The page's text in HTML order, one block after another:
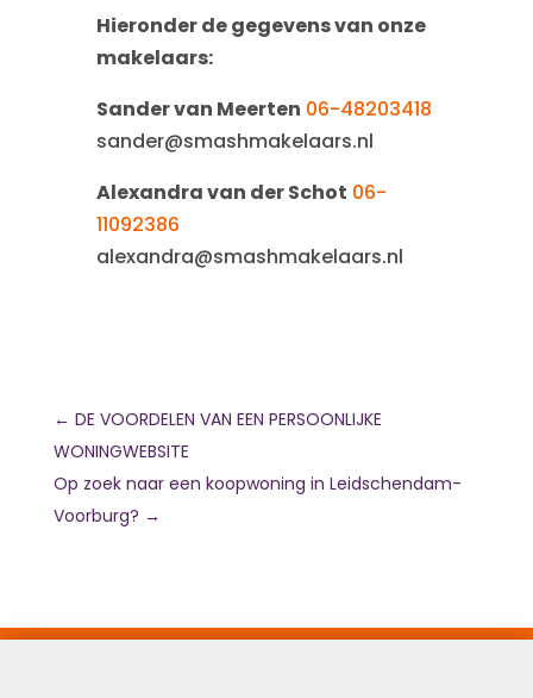
Hieronder de gegevens van onze
makelaars:
Sander van Meerten 06-48203418
sander@smashmakelaars.nl
Alexandra van der Schot 06-
11092386
alexandra@smashmakelaars.nl
← DE VOORDELEN VAN EEN PERSOONLIJKE
WONINGWEBSITE
Op zoek naar een koopwoning in Leidschendam-
Voorburg? →